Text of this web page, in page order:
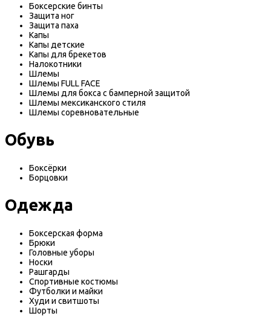
Боксерские бинты
Защита ног
Защита паха
Капы
Капы детские
Капы для брекетов
Налокотники
Шлемы
Шлемы FULL FACE
Шлемы для бокса с бамперной защитой
Шлемы мексиканского стиля
Шлемы соревновательные
Обувь
Боксёрки
Борцовки
Одежда
Боксерская форма
Брюки
Головные уборы
Носки
Рашгарды
Спортивные костюмы
Футболки и майки
Худи и свитшоты
Шорты